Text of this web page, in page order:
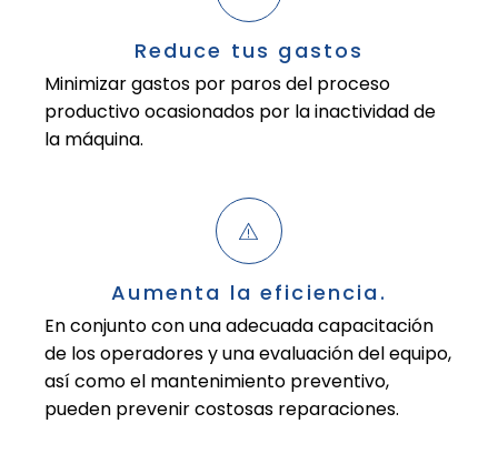
Reduce tus gastos
Minimizar gastos por paros del proceso
productivo ocasionados por la inactividad de
la máquina.
Aumenta la eficiencia.
En conjunto con una adecuada capacitación
de los operadores y una evaluación del equipo,
así como el mantenimiento preventivo,
pueden prevenir costosas reparaciones.